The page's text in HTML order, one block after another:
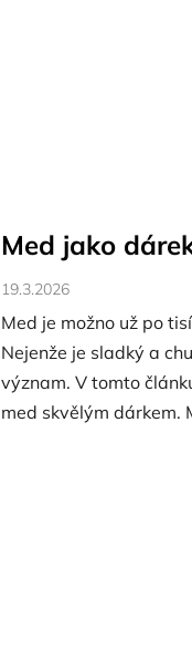
Med jako
19.3.2026
Med je možno už po
Nejenže je sladký a
význam. V tomto
med skvělým dárkem.